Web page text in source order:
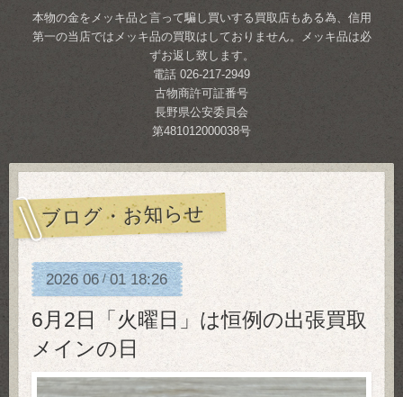
本物の金をメッキ品と言って騙し買いする買取店もある為、信用
第一の当店ではメッキ品の買取はしておりません。メッキ品は必
ずお返し致します。
電話 026-217-2949
古物商許可証番号
長野県公安委員会
第481012000038号
ブログ・お知らせ
2026 06/01 18:26
6月2日「火曜日」は恒例の出張買取
メインの日